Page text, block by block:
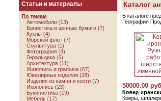
Статьи и материалы
По темам
Автомобили (13)
Бонистика и ценные бумаги (7)
Куклы (4)
Морской флот (7)
Скульптура (1)
Фотография (3)
Геральдика (6)
Архитектура (11)
Живопись и графика (67)
Ювелирные изделия (28)
Изделия из камня и кости (7)
Иконопись (23)
Букинистика (19)
Мебель (17)
Каталог
В каталоге
География
50000.00
Ковер
Ковры,